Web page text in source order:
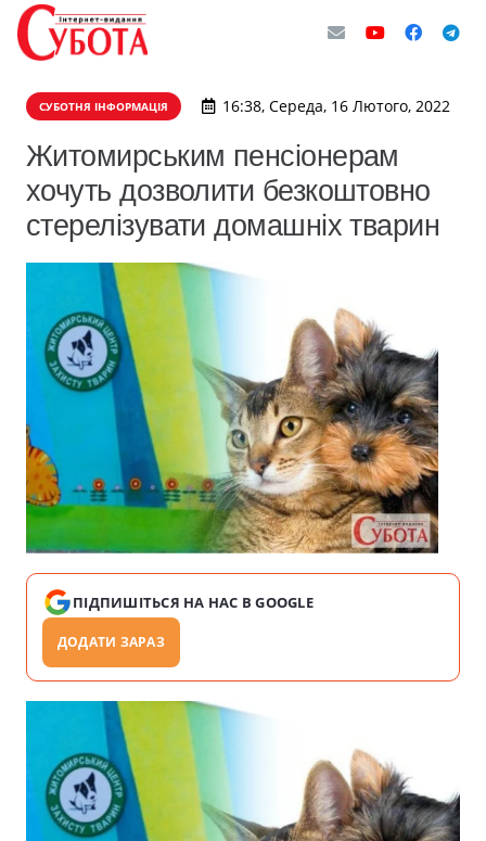
СУБОТНЯ ІНФОРМАЦІЯ 16:38, Середа, 16 Лютого, 2022
Житомирським пенсіонерам
хочуть дозволити безкоштовно
стерелізувати домашніх тварин
ПІДПИШІТЬСЯ НА НАС В GOOGLE
ДОДАТИ ЗАРАЗ